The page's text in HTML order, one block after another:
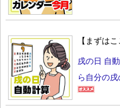
【まずはこ
戌の日 自
ら自分の戌